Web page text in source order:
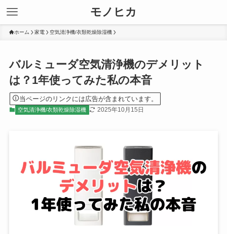
モノヒカ
ホーム 家電 空気清浄機/衣類乾燥除湿機
バルミューダ空気清浄機のデメリット
は？1年使ってみた私の本音
当ページのリンクには広告が含まれています。
空気清浄機/衣類乾燥除湿機 2025年10月15日